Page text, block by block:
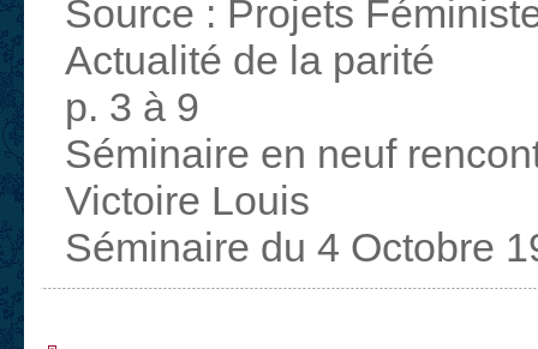
Source : Projets
Actualité de la parité
p. 3 à 9
Séminaire en neuf
Victoire Louis
Séminaire du 4 Octobre